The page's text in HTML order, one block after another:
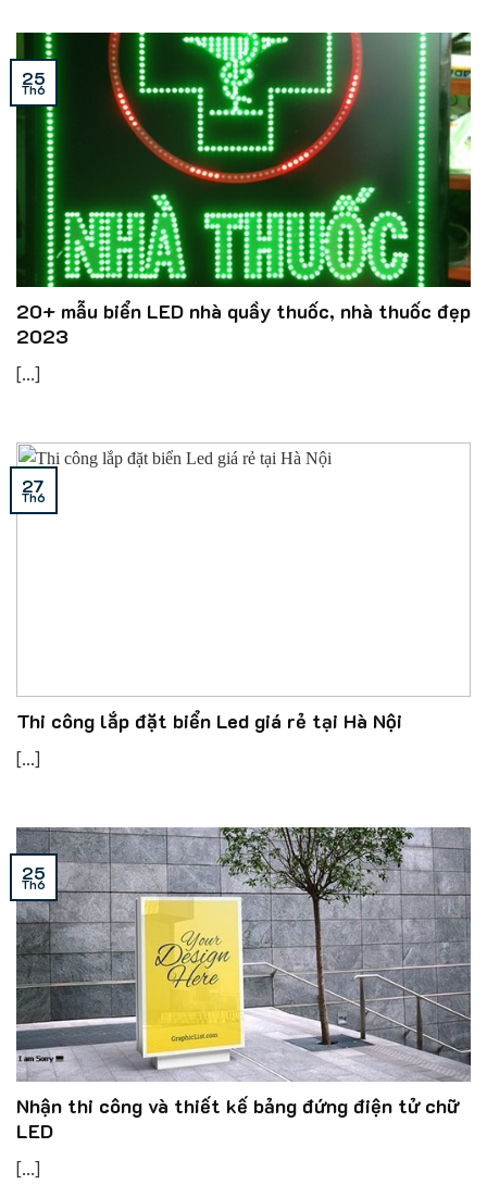
20+ mẫu biển LED nhà quầy thuốc, nhà thuốc đẹp
2023
[...]
25
Th6
Thi công lắp đặt biển Led giá rẻ tại Hà Nội
[...]
27
Th6
Nhận thi công và thiết kế bảng đứng điện tử chữ
LED
[...]
25
Th6